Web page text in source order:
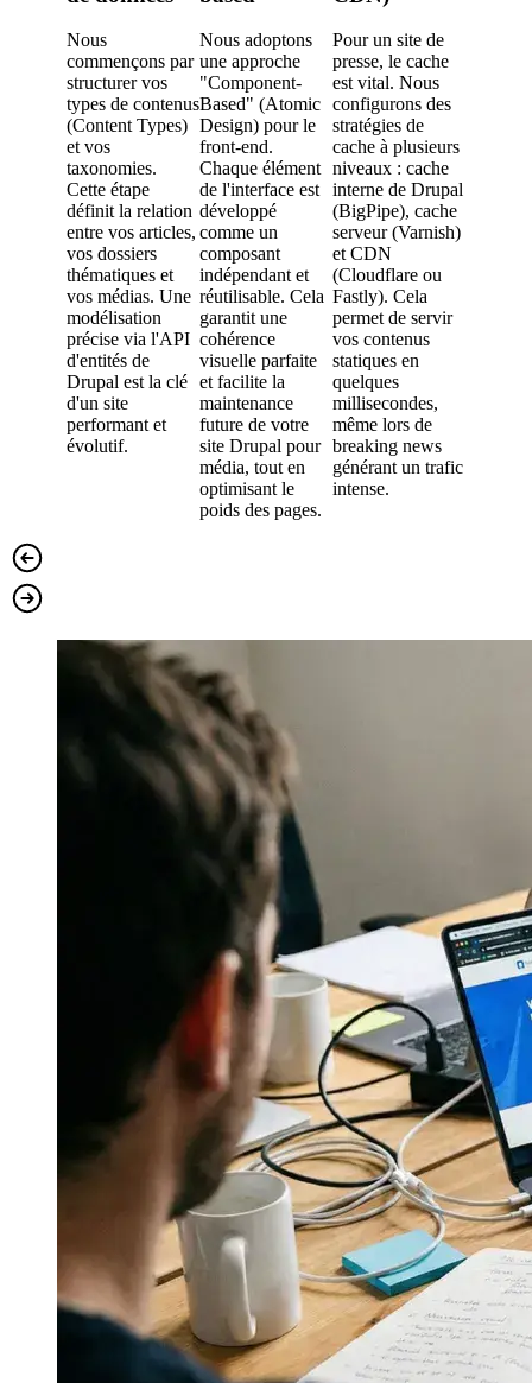
Nous
commençons par
structurer vos
types de contenus
(Content Types)
et vos
taxonomies.
Cette étape
définit la relation
entre vos articles,
vos dossiers
thématiques et
vos médias. Une
modélisation
précise via l'API
d'entités de
Drupal est la clé
d'un site
performant et
évolutif.
Nous adoptons
une approche
"Component-
Based" (Atomic
Design) pour le
front-end.
Chaque élément
de l'interface est
développé
comme un
composant
indépendant et
réutilisable. Cela
garantit une
cohérence
visuelle parfaite
et facilite la
maintenance
future de votre
site Drupal pour
média, tout en
optimisant le
poids des pages.
Pour un site de
presse, le cache
est vital. Nous
configurons des
stratégies de
cache à plusieurs
niveaux : cache
interne de Drupal
(BigPipe), cache
serveur (Varnish)
et CDN
(Cloudflare ou
Fastly). Cela
permet de servir
vos contenus
statiques en
quelques
millisecondes,
même lors de
breaking news
générant un trafic
intense.